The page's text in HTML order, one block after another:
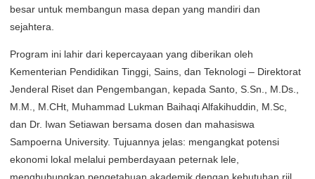
besar untuk membangun masa depan yang mandiri dan
sejahtera.
Program ini lahir dari kepercayaan yang diberikan oleh
Kementerian Pendidikan Tinggi, Sains, dan Teknologi – Direktorat
Jenderal Riset dan Pengembangan, kepada Santo, S.Sn., M.Ds.,
M.M., M.CHt, Muhammad Lukman Baihaqi Alfakihuddin, M.Sc,
dan Dr. Iwan Setiawan bersama dosen dan mahasiswa
Sampoerna University. Tujuannya jelas: mengangkat potensi
ekonomi lokal melalui pemberdayaan peternak lele,